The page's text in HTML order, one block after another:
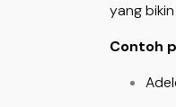
yang
Contoh